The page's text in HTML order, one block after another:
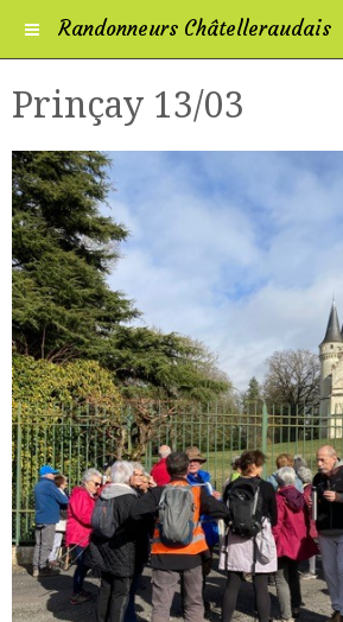
Randonneurs Châtelleraudais
Prinçay 13/03